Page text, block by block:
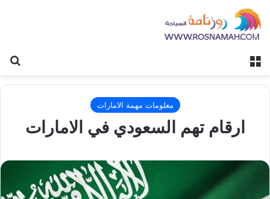
معلومات مهمة الامارات
ارقام تهم السعودي في الامارات